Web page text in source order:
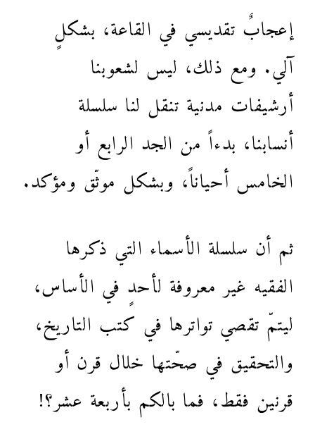
إعجابٌ تقديسي في القاعة، بشكلٍ
آلي. ومع ذلك، ليس لشعوبنا
أرشيفات مدنية تنقل لنا سلسلة
أنسابنا، بدءاً من الجد الرابع أو
الخامس أحياناً، وبشكل موثّق ومؤكد.
ثم أن سلسلة الأسماء التي ذكرها
الفقيه غير معروفة لأحدٍ في الأساس،
ليتمّ تقصي تواترها في كتب التاريخ،
والتحقيق في صحّتها خلال قرن أو
قرنين فقط، فما بالكم بأربعة عشر؟!